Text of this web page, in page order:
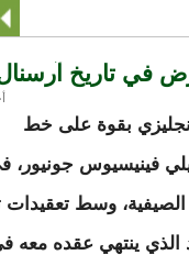
في تاريخ
أحد,
بقوة على خط
فينيسيوس
الصيفية، وسط
الذي ينتهي عقده معه في